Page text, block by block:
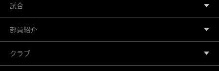
試合
部員紹介
クラブ